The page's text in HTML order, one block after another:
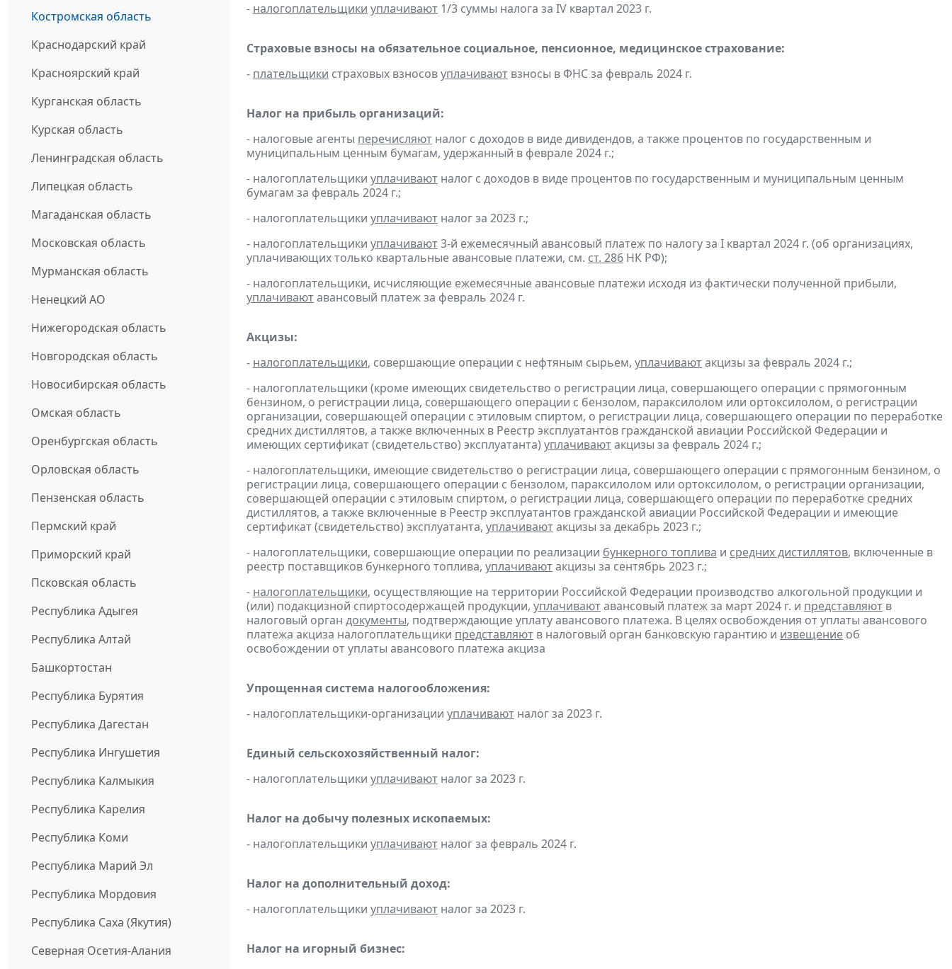
Костромская область
Краснодарский край
Красноярский край
Курганская область
Курская область
Ленинградская область
Липецкая область
Магаданская область
Московская область
Мурманская область
Ненецкий АО
Нижегородская область
Новгородская область
Новосибирская область
Омская область
Оренбургская область
Орловская область
Пензенская область
Пермский край
Приморский край
Псковская область
Республика Адыгея
Республика Алтай
Башкортостан
Республика Бурятия
Республика Дагестан
Республика Ингушетия
Республика Калмыкия
Республика Карелия
Республика Коми
Республика Марий Эл
Республика Мордовия
Республика Саха (Якутия)
Северная Осетия-Алания
- налогоплательщики уплачивают 1/3 суммы налога за IV квартал 2023 г.
Страховые взносы на обязательное социальное, пенсионное, медицинское страхование:
- плательщики страховых взносовуплачивают взносы в ФНС за февраль 2024 г.
Налог на прибыль организаций:
- налоговые агенты перечисляют налог с доходов в виде дивидендов, а также процентов по государственным и
муниципальным ценным бумагам, удержанный в феврале 2024 г.;
- налогоплательщики уплачивают налог с доходов в виде процентов по государственным и муниципальным ценным
бумагам за февраль 2024 г.;
- налогоплательщики уплачивают налог за 2023 г.;
- налогоплательщики уплачивают3-й ежемесячный авансовый платеж по налогу за I квартал 2024 г. (об организациях,
уплачивающих только квартальные авансовые платежи, см. ст. 286 НК РФ);
- налогоплательщики, исчисляющие ежемесячные авансовые платежи исходя из фактически полученной прибыли,
уплачиваютавансовый платеж за февраль 2024 г.
Акцизы:
- налогоплательщики, совершающие операции с нефтяным сырьем, уплачиваютакцизы за февраль 2024 г.;
- налогоплательщики (кроме имеющих свидетельство о регистрации лица, совершающего операции с прямогонным
бензином, о регистрации лица, совершающего операции с бензолом, параксилолом или ортоксилолом, о регистрации
организации, совершающей операции с этиловым спиртом, о регистрации лица, совершающего операции по переработке
средних дистиллятов, а также включенных в Реестр эксплуатантов гражданской авиации Российской Федерации и
имеющих сертификат (свидетельство) эксплуатанта) уплачиваютакцизы за февраль 2024 г.;
- налогоплательщики, имеющие свидетельство о регистрации лица, совершающего операции с прямогонным бензином, о
регистрации лица, совершающего операции с бензолом, параксилолом или ортоксилолом, о регистрации организации,
совершающей операции с этиловым спиртом, о регистрации лица, совершающего операции по переработке средних
дистиллятов, а также включенные в Реестр эксплуатантов гражданской авиации Российской Федерации и имеющие
сертификат (свидетельство) эксплуатанта, уплачиваютакцизы за декабрь 2023 г.;
- налогоплательщики, совершающие операции по реализации бункерного топлива и средних дистиллятов, включенные в
реестр поставщиков бункерного топлива, уплачиваютакцизы за сентябрь 2023 г.;
- налогоплательщики, осуществляющие на территории Российской Федерации производство алкогольной продукции и
(или) подакцизной спиртосодержащей продукции, уплачиваютавансовый платеж за март 2024 г. и представляют в
налоговый орган документы, подтверждающие уплату авансового платежа. В целях освобождения от уплаты авансового
платежа акциза налогоплательщики представляют в налоговый орган банковскую гарантию и извещение об
освобождении от уплаты авансового платежа акциза
Упрощенная система налогообложения:
- налогоплательщики-организации уплачивают налог за 2023 г.
Единый сельскохозяйственный налог:
- налогоплательщики уплачивают налог за 2023 г.
Налог на добычу полезных ископаемых:
- налогоплательщики уплачивают налог за февраль 2024 г.
Налог на дополнительный доход:
- налогоплательщики уплачивают налог за 2023 г.
Налог на игорный бизнес: